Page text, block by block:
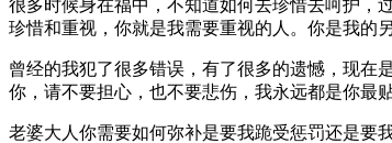
很多时候身在福中，不知道如何去珍惜去呵护，
珍惜和重视，你就是我需要重视的人。你是我的
曾经的我犯了很多错误，有了很多的遗憾，现在
你，请不要担心，也不要悲伤，我永远都是你最
老婆大人你需要如何弥补是要我跪受惩罚还是要